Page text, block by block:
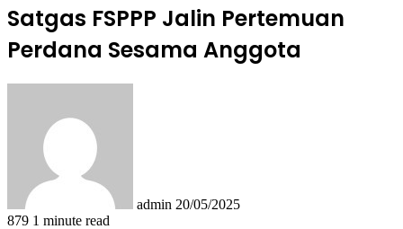
Satgas FSPPP Jalin Pertemuan
Perdana Sesama Anggota
admin 20/05/2025
879 1 minute read